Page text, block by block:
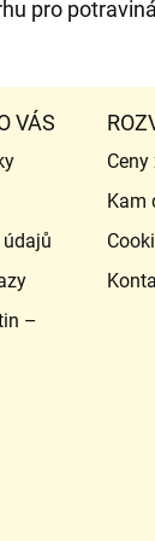
pro
VÁS
–
Kam